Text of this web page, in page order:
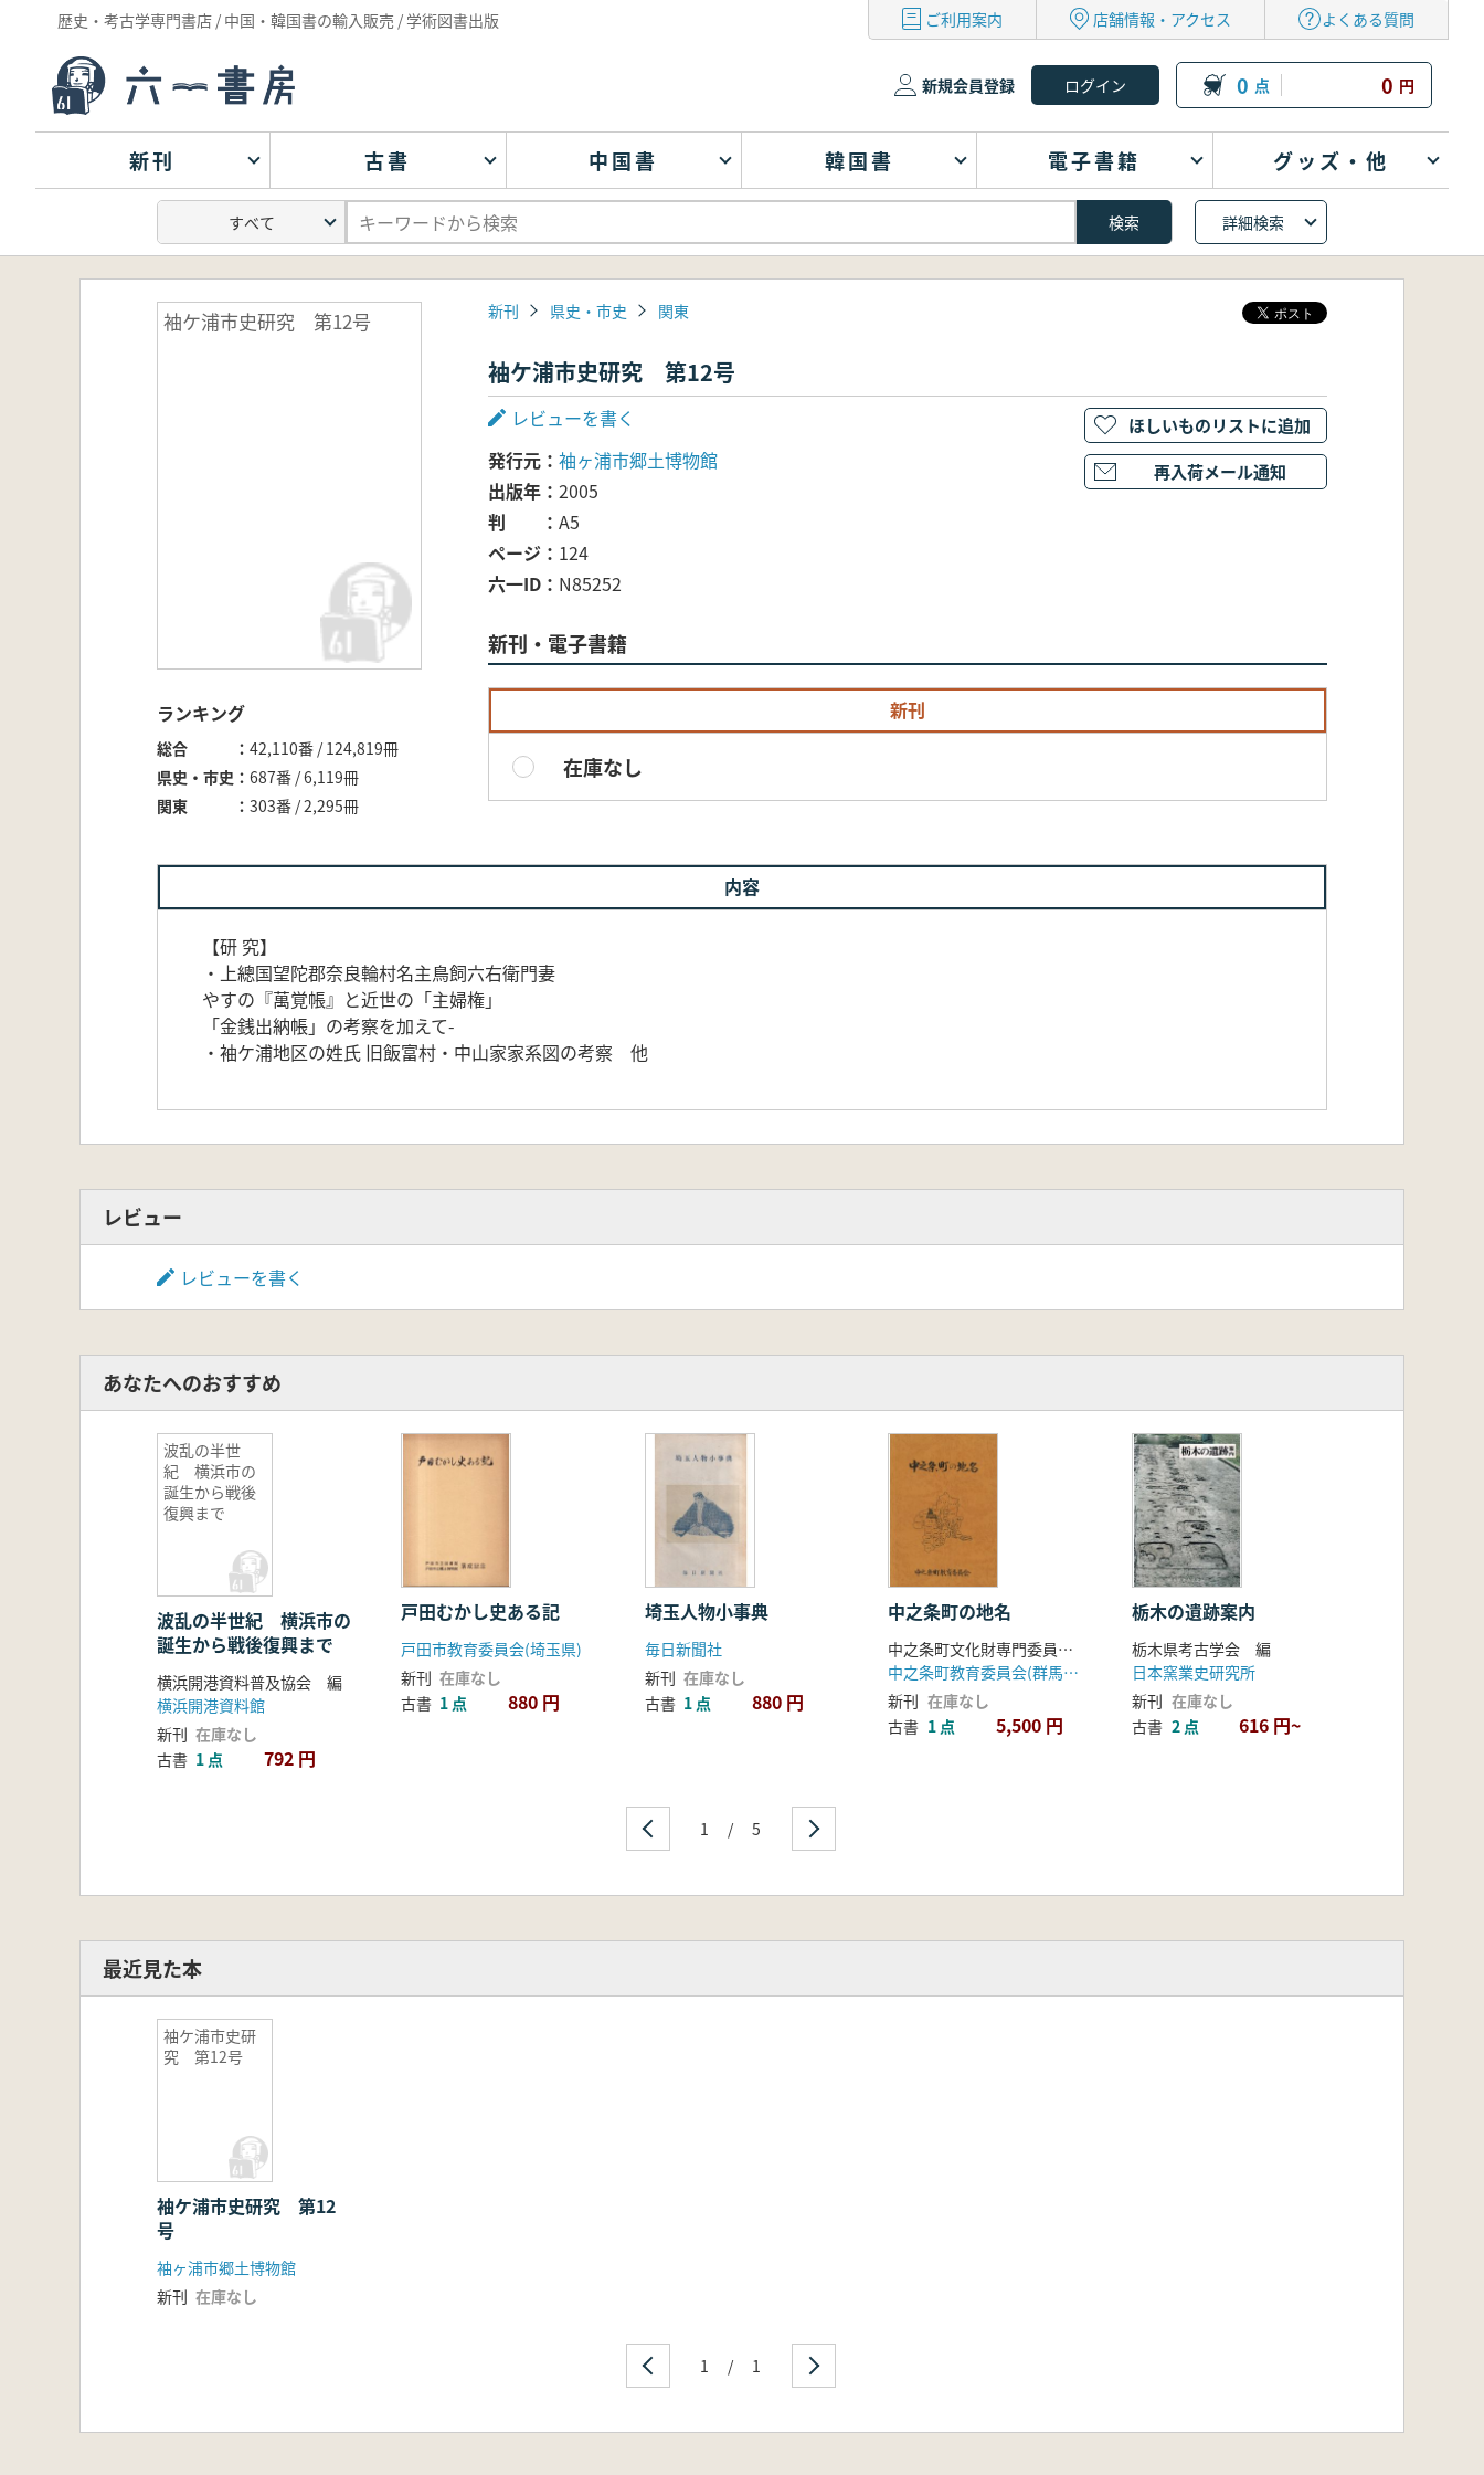
歴史・考古学専門書店 / 中国・韓国書の輸入販売 / 学術図書出版 ご利用案内 店舗情報・アクセス よくある質問
新規会員登録 0 点 0 円
新刊 古書 中国書 韓国書 電子書籍 グッズ・他
詳細検索
袖ケ浦市史研究 第12号
ランキング
総合
42,110番 / 124,819冊
県史・市史
687番 / 6,119冊
関東
303番 / 2,295冊
新刊 県史・市史 関東
袖ケ浦市史研究 第12号
レビューを書く
発行元
袖ヶ浦市郷土博物館
出版年
2005
判
A5
ページ
124
六一ID
N85252
新刊・電子書籍
新刊
在庫なし
ほしいものリストに追加
再入荷メール通知
内容
【研 究】
・上總国望陀郡奈良輪村名主鳥飼六右衛門妻
やすの『萬覚帳』と近世の「主婦権」
「金銭出納帳」の考察を加えて-
・袖ケ浦地区の姓氏 旧飯富村・中山家家系図の考察 他
レビュー
レビューを書く
あなたへのおすすめ
波乱の半世
紀 横浜市の
誕生から戦後
復興まで
波乱の半世紀 横浜市の
誕生から戦後復興まで
横浜開港資料普及協会 編
横浜開港資料館
新刊 在庫なし
古書 1 点 792 円
戸田むかし史ある記
戸田市教育委員会(埼玉県)
新刊 在庫なし
古書 1 点 880 円
埼玉人物小事典
毎日新聞社
新刊 在庫なし
古書 1 点 880 円
中之条町の地名
中之条町文化財専門委員会 編
中之条町教育委員会(群馬県)
新刊 在庫なし
古書 1 点 5,500 円
栃木の遺跡案内
栃木県考古学会 編
日本窯業史研究所
新刊 在庫なし
古書 2 点 616 円~
1 / 5
最近見た本
袖ケ浦市史研
究 第12号
袖ケ浦市史研究 第12
号
袖ヶ浦市郷土博物館
新刊 在庫なし
1 / 1